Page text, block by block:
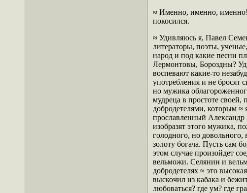
≈ Именно, именно, именно!
покосился.
≈ Удивляюсь я, Павел
литераторы, поэты,
народ и под какие песни
Лермонтовы, Бороздны?
воспевают какие-то
употребления и не бросят
но мужика
мудреца в простоте своей,
добродетелями, которым ≈
прославленный
изобразят этого мужика,
голодного, но
золоту богача. Пусть сам
этом случае произойдет
вельможи. Селянин и
добродетелях ≈ это
выскочил из кабака и
любоваться? где ум? где